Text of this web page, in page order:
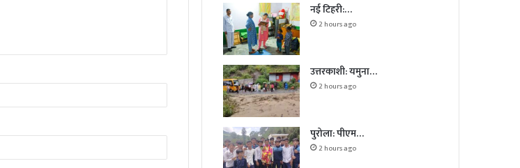
नई टिहरी:…
2 hours ago
उत्तरकाशी: यमुना…
2 hours ago
पुरोला: पीएम…
2 hours ago